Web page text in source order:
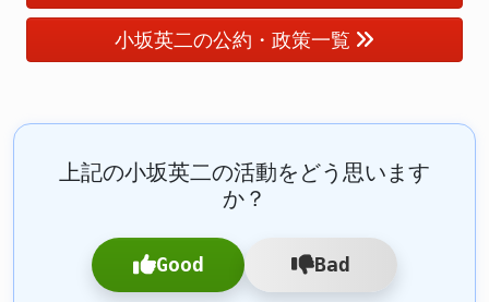
小坂英二の公約・政策一覧
上記の小坂英二の活動をどう思います
か？
Good Bad